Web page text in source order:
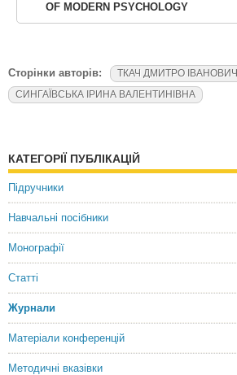
OF MODERN PSYCHOLOGY
Сторінки авторів:
ТКАЧ ДМИТРО ІВАНОВИЧ
СИНГАЇВСЬКА ІРИНА ВАЛЕНТИНІВНА
КАТЕГОРІЇ ПУБЛІКАЦІЙ
Підручники
Навчальні посібники
Монографії
Статті
Журнали
Матеріали конференцій
Методичні вказівки